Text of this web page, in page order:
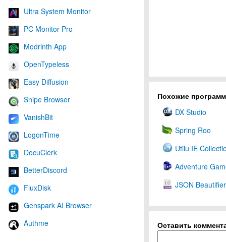
Ultra System Monitor
PC Monitor Pro
Modrinth App
OpenTypeless
Easy Diffusion
Snipe Browser
VanishBit
LogonTime
DocuClerk
BetterDiscord
FluxDisk
Genspark AI Browser
Authme
Похожие
DX Studio
Spring Roo
Utilu IE
Adventure
JSON Beautifier
Оставить